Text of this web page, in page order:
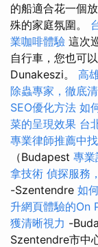
的船適合花一個
殊的家庭氛圍。
業咖啡體驗 這次
自行車，您也可
Dunakeszi。 高
除蟲專家，徹底
SEO優化方法 如
菜的呈現效果 台
專業律師推薦中
（Budapest 專業
拿技術 偵探服務
-Szentendre 如
升網頁體驗的On
獲清晰視力 -
Szentendre市中